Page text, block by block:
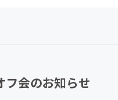
フ会のお知らせ